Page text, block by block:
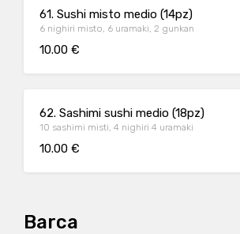
61. Sushi misto medio (14pz)
6 nighiri misto, 6 uramaki, 2 gunkan
10.00 €
62. Sashimi sushi medio (18pz)
10 sashimi misti, 4 nighiri 4 uramaki
10.00 €
Barca